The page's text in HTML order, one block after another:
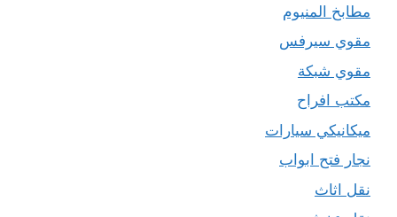
مطابخ المنيوم
مقوي سيرفس
مقوي شبكة
مكتب افراح
ميكانيكي سيارات
نجار فتح ابواب
نقل اثاث